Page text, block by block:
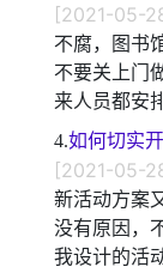
[2021-05-
不腐，图书
不要关上门
来人员都安
4.如何切实
[2021-05-
新活动方案
没有原因，
我设计的活